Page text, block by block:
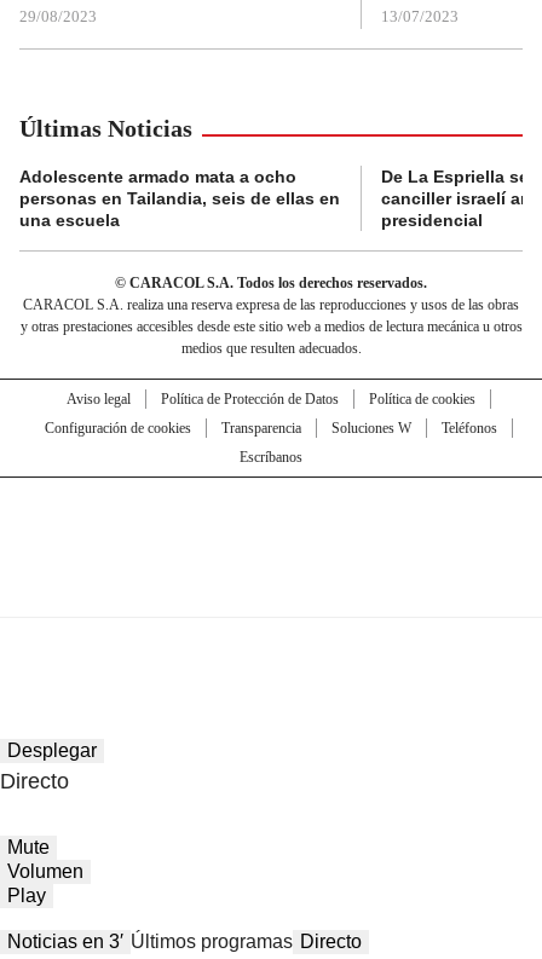
29/08/2023 13/07/2023
Últimas Noticias
Adolescente armado mata a ocho
personas en Tailandia, seis de ellas en
una escuela
De La Espriella se
canciller israelí
presidencial
© CARACOL S.A. Todos los derechos reservados.
CARACOL S.A. realiza una reserva expresa de las reproducciones y usos de las obras
y otras prestaciones accesibles desde este sitio web a medios de lectura mecánica u otros
medios que resulten adecuados.
Aviso legal Política de Protección de Datos
Política de cookies
Configuración de cookies
Transparencia Soluciones W
Teléfonos
Escríbanos
Desplegar
Directo
Mute
Volumen
Play
Noticias en 3′ Últimos programas Directo